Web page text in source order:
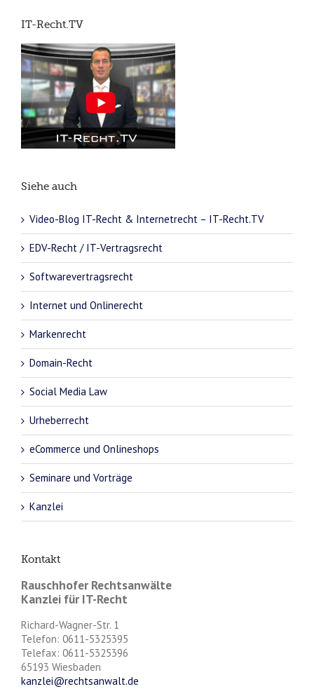
IT-Recht.TV
Siehe auch
Video-Blog IT-Recht & Internetrecht – IT-Recht.TV
EDV-Recht / IT-Vertragsrecht
Softwarevertragsrecht
Internet und Onlinerecht
Markenrecht
Domain-Recht
Social Media Law
Urheberrecht
eCommerce und Onlineshops
Seminare und Vorträge
Kanzlei
Kontakt
Rauschhofer Rechtsanwälte
Kanzlei für IT-Recht
Richard-Wagner-Str. 1
Telefon: 0611-5325395
Telefax: 0611-5325396
65193 Wiesbaden
kanzlei@rechtsanwalt.de